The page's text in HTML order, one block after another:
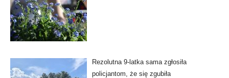
Rezolutna 9-latka sama zgłosiła
policjantom, że się zgubiła